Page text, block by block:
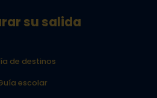
su salida
de destinos
escolar